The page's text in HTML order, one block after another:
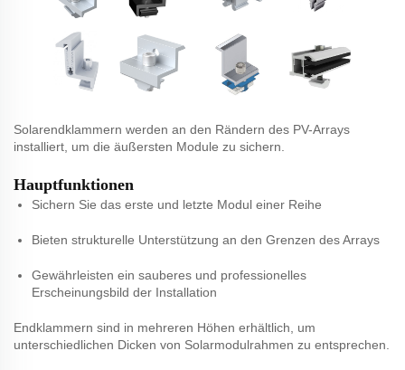
Solarendklammern werden an den Rändern des PV-Arrays
installiert, um die äußersten Module zu sichern.
Hauptfunktionen
Sichern Sie das erste und letzte Modul einer Reihe
Bieten strukturelle Unterstützung an den Grenzen des Arrays
Gewährleisten ein sauberes und professionelles
Erscheinungsbild der Installation
Endklammern sind in mehreren Höhen erhältlich, um
unterschiedlichen Dicken von Solarmodulrahmen zu entsprechen.